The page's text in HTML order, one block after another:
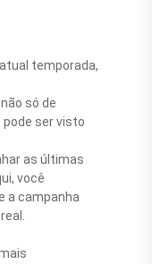
temporada,
só de
ser visto
as últimas
você
a campanha